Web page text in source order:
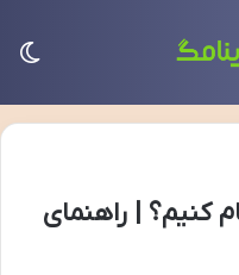
کنیم؟ | راهنمای